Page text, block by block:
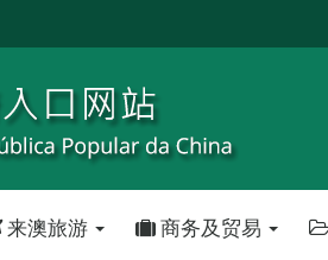
来澳旅游 商务及贸易